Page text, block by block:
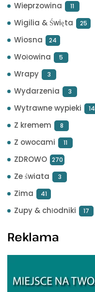
Wieprzowina 11
Wigilia & Święta 25
Wiosna 24
Wołowina 5
Wrapy 3
Wydarzenia 3
Wytrawne wypieki 14
Z kremem 8
Z owocami 11
ZDROWO 270
Ze świata 3
Zima 41
Zupy & chłodniki 17
Reklama